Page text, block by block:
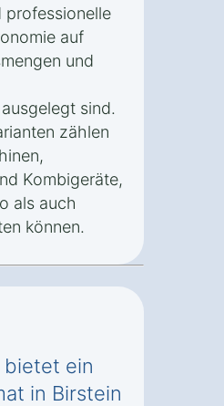
professionelle
auf
und
sind.
zählen
Kombigeräte,
als auch
können.
bietet ein
in Birstein